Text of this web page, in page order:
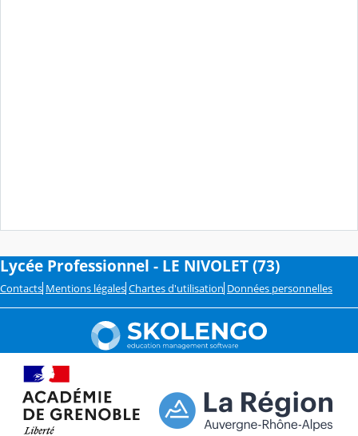
Lycée Professionnel - LE NIVOLET (73)
Contacts Mentions légales Chartes d'utilisation Données personnelles